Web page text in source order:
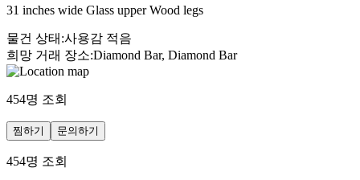
31 inches wide Glass upper Wood legs
물건 상태 :사용감 적음
희망 거래 장소:Diamond Bar, Diamond Bar
454명 조회
찜하기 문의하기
454명 조회